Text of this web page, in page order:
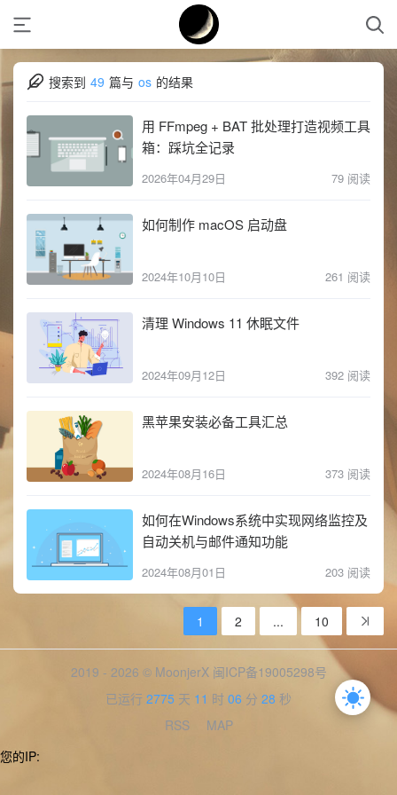
搜索到 49 篇与 os 的结果
用 FFmpeg + BAT 批处理打造视频工具
箱：踩坑全记录
2026年04月29日 79 阅读
如何制作 macOS 启动盘
2024年10月10日 261 阅读
清理 Windows 11 休眠文件
2024年09月12日 392 阅读
黑苹果安装必备工具汇总
2024年08月16日 373 阅读
如何在Windows系统中实现网络监控及
自动关机与邮件通知功能
2024年08月01日 203 阅读
1 2 ... 10
2019 - 2026 © MoonjerX 闽ICP备19005298号
已运行 2775 天 11 时 06 分 28 秒
RSS
MAP
您的IP: